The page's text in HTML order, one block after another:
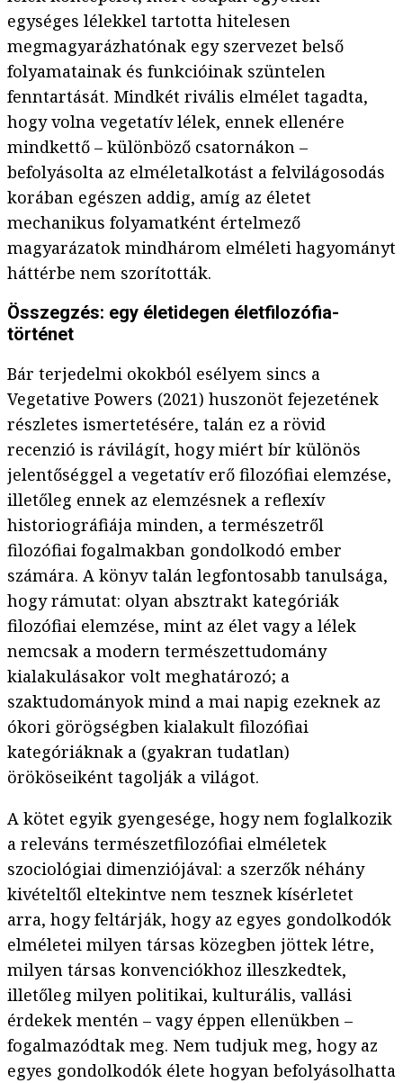
egységes lélekkel tartotta hitelesen
megmagyarázhatónak egy szervezet belső
folyamatainak és funkcióinak szüntelen
fenntartását. Mindkét rivális elmélet tagadta,
hogy volna vegetatív lélek, ennek ellenére
mindkettő – különböző csatornákon –
befolyásolta az elméletalkotást a felvilágosodás
korában egészen addig, amíg az életet
mechanikus folyamatként értelmező
magyarázatok mindhárom elméleti hagyományt
háttérbe nem szorították.
Összegzés: egy életidegen életfilozófia-
történet
Bár terjedelmi okokból esélyem sincs a
Vegetative Powers (2021) huszonöt fejezetének
részletes ismertetésére, talán ez a rövid
recenzió is rávilágít, hogy miért bír különös
jelentőséggel a vegetatív erő filozófiai elemzése,
illetőleg ennek az elemzésnek a reflexív
historiográfiája minden, a természetről
filozófiai fogalmakban gondolkodó ember
számára. A könyv talán legfontosabb tanulsága,
hogy rámutat: olyan absztrakt kategóriák
filozófiai elemzése, mint az élet vagy a lélek
nemcsak a modern természettudomány
kialakulásakor volt meghatározó; a
szaktudományok mind a mai napig ezeknek az
ókori görögségben kialakult filozófiai
kategóriáknak a (gyakran tudatlan)
örököseiként tagolják a világot.
A kötet egyik gyengesége, hogy nem foglalkozik
a releváns természetfilozófiai elméletek
szociológiai dimenziójával: a szerzők néhány
kivételtől eltekintve nem tesznek kísérletet
arra, hogy feltárják, hogy az egyes gondolkodók
elméletei milyen társas közegben jöttek létre,
milyen társas konvenciókhoz illeszkedtek,
illetőleg milyen politikai, kulturális, vallási
érdekek mentén – vagy éppen ellenükben –
fogalmazódtak meg. Nem tudjuk meg, hogy az
egyes gondolkodók élete hogyan befolyásolhatta